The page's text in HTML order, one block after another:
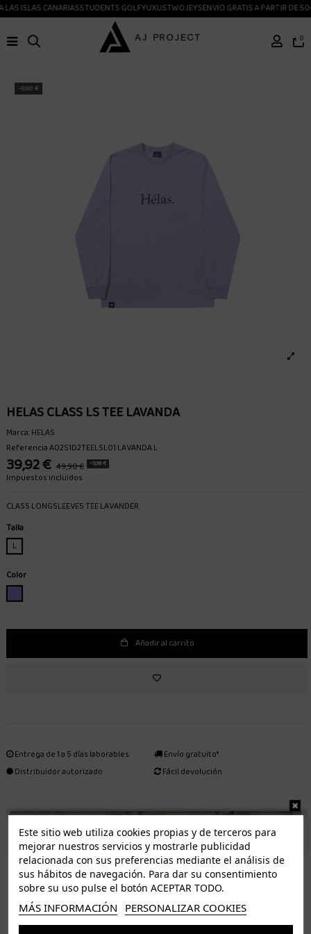
ISLAS CANARIASSTUDENTS GOLFYUXUSTWOJEYSENVÍO GRATIS A PARTIR DE
0
-9,98 €
HELAS CLASS LS TEE LAVANDA
Marca:HELAS
ReferenciaA02S1D2TEELSL01.LAVANDA.L
39,92 € 49,90 € -9,98 €
Impuestos incluidos
CLASS LONGSLEEVES TEE LAVANDER.
Talla
L
Color
Añadir al carrito
Entrega de 1 a 5 días laborables.
Distribuidor autorizado
Envío gratuito*
Fácil devolución
ENVÍO GRATUITO *
ISLAS CANARIAS
Tenerife 3.50€. Gratis a partir de 50€
Resto de islas 5€. Gratis a partir de 50€
Este sitio web utiliza cookies propias y de terceros para
mejorar nuestros servicios y mostrarle publicidad
relacionada con sus preferencias mediante el análisis de
sus hábitos de navegación. Para dar su consentimiento
sobre su uso pulse el botón ACEPTAR TODO.
MÁS INFORMACIÓN PERSONALIZAR COOKIES